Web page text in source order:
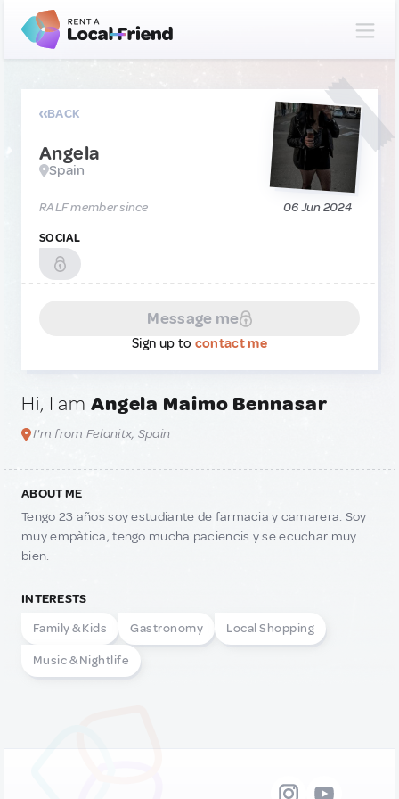
BACK
Angela
Spain
RALF member since 06 Jun 2024
SOCIAL
Message me
Sign up to contact me
Hi, I am Angela Maimo Bennasar
I'm from Felanitx, Spain
ABOUT ME
Tengo 23 años soy estudiante de farmacia y camarera. Soy
muy empàtica, tengo mucha paciencis y se ecuchar muy
bien.
INTERESTS
Family & Kids
Gastronomy Local Shopping
Music & Nightlife